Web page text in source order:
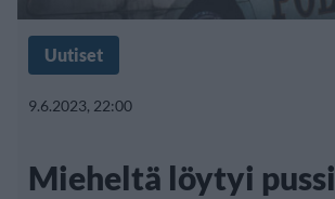
Uutiset
9.6.2023, 22:00
Mieheltä löytyi pussi